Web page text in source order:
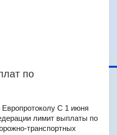
по
С 1 июня
лимит выплаты по
транспортных